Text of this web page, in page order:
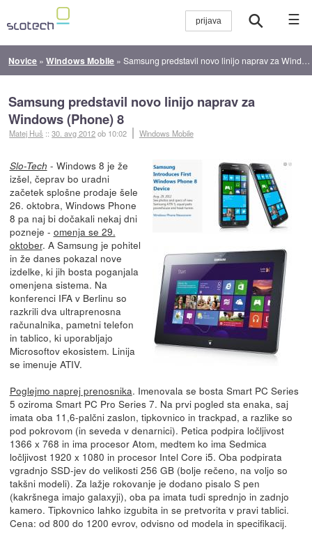
☰
Novice »Windows Mobile »Samsung predstavil novo linijo naprav za Windows (Phone) 8
Samsung predstavil novo linijo naprav za
Windows (Phone) 8
Matej Huš ::30. avg 2012ob 10:02 Windows Mobile
Slo-Tech - Windows 8 je že
izšel, čeprav bo uradni
začetek splošne prodaje šele
26. oktobra, Windows Phone
8 pa naj bi dočakali nekaj dni
pozneje - omenja se 29.
oktober. A Samsung je pohitel
in že danes pokazal nove
izdelke, ki jih bosta poganjala
omenjena sistema. Na
konferenci IFA v Berlinu so
razkrili dva ultraprenosna
računalnika, pametni telefon
in tablico, ki uporabljajo
Microsoftov ekosistem. Linija
se imenuje ATIV.
Poglejmo naprej prenosnika. Imenovala se bosta Smart PC Series
5 oziroma Smart PC Pro Series 7. Na prvi pogled sta enaka, saj
imata oba 11,6-palčni zaslon, tipkovnico in trackpad, a razlike so
pod pokrovom (in seveda v denarnici). Petica podpira ločljivost
1366 x 768 in ima procesor Atom, medtem ko ima Sedmica
ločljivost 1920 x 1080 in procesor Intel Core i5. Oba podpirata
vgradnjo SSD-jev do velikosti 256 GB (bolje rečeno, na voljo so
takšni modeli). Za lažje rokovanje je dodano pisalo S pen
(kakršnega imajo galaxyji), oba pa imata tudi sprednjo in zadnjo
kamero. Tipkovnico lahko izgubita in se pretvorita v pravi tablici.
Cena: od 800 do 1200 evrov, odvisno od modela in specifikacij.